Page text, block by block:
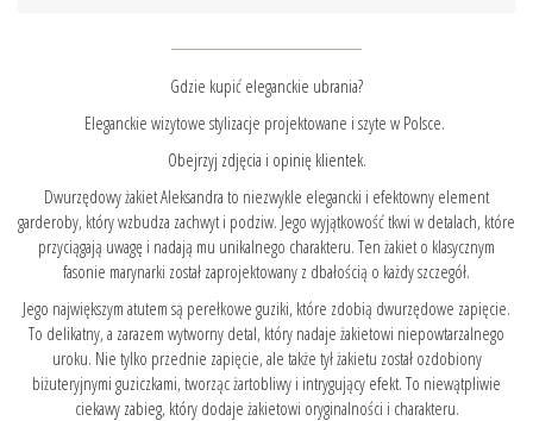
Gdzie kupić eleganckie ubrania?
Eleganckie wizytowe stylizacje projektowane i szyte w Polsce.
Obejrzyj zdjęcia i opinię klientek.
Dwurzędowy żakiet Aleksandra to niezwykle elegancki i efektowny element
garderoby, który wzbudza zachwyt i podziw. Jego wyjątkowość tkwi w detalach, które
przyciągają uwagę i nadają mu unikalnego charakteru. Ten żakiet o klasycznym
fasonie marynarki został zaprojektowany z dbałością o każdy szczegół.
Jego największym atutem są perełkowe guziki, które zdobią dwurzędowe zapięcie.
To delikatny, a zarazem wytworny detal, który nadaje żakietowi niepowtarzalnego
uroku. Nie tylko przednie zapięcie, ale także tył żakietu został ozdobiony
biżuteryjnymi guziczkami, tworząc żartobliwy i intrygujący efekt. To niewątpliwie
ciekawy zabieg, który dodaje żakietowi oryginalności i charakteru.